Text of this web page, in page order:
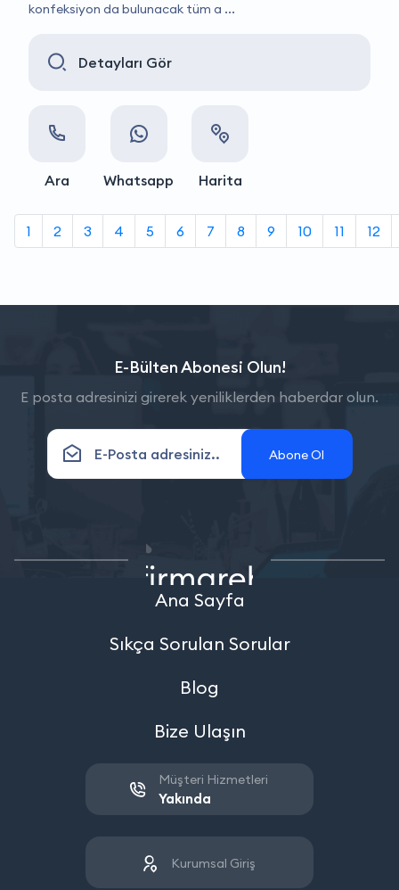
konfeksiyon da bulunacak tüm a ...
Detayları Gör
Ara Whatsapp Harita
1 2 3 4 5 6 7 8 9 10 11 12
E-Bülten Abonesi Olun!
E posta adresinizi girerek yeniliklerden haberdar olun.
Abone Ol
Ana Sayfa
Sıkça Sorulan Sorular
Blog
Bize Ulaşın
Müşteri Hizmetleri
Yakında
Kurumsal Giriş